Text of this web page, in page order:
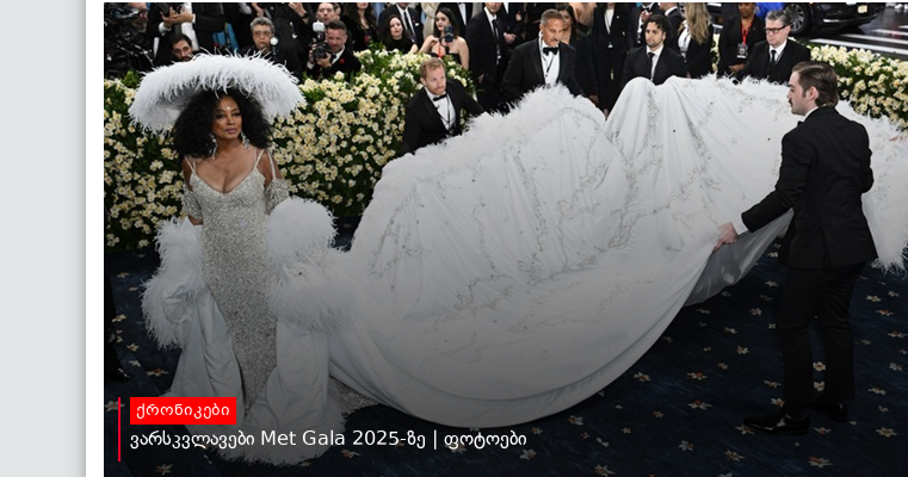
ქრონიკები
ვარსკვლავები Met Gala 2025-ზე | ფოტოები